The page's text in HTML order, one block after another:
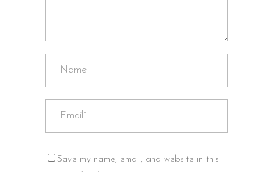
Save my name, email, and website in this